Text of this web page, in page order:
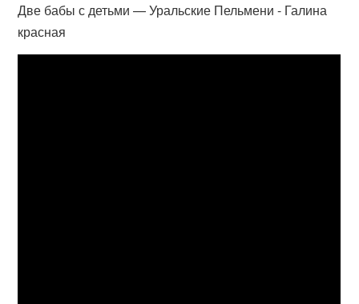
Две бабы с детьми — Уральские Пельмени - Галина
красная